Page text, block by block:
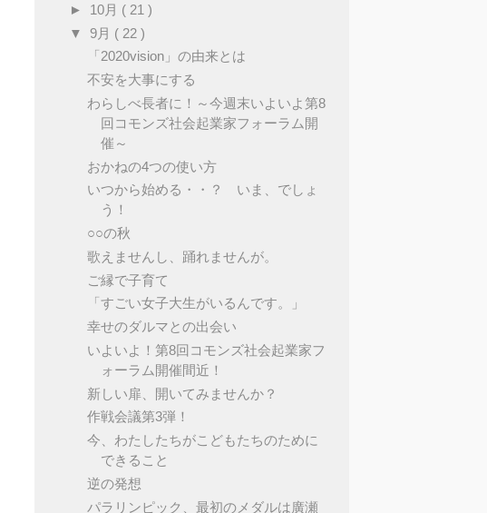
► 10月 ( 21 )
▼ 9月 ( 22 )
「2020vision」の由来とは
不安を大事にする
わらしべ長者に！～今週末いよいよ第8
回コモンズ社会起業家フォーラム開
催～
おかねの4つの使い方
いつから始める・・？ いま、でしょ
う！
○○の秋
歌えませんし、踊れませんが。
ご縁で子育て
「すごい女子大生がいるんです。」
幸せのダルマとの出会い
いよいよ！第8回コモンズ社会起業家フ
ォーラム開催間近！
新しい扉、開いてみませんか？
作戦会議第3弾！
今、わたしたちがこどもたちのために
できること
逆の発想
パラリンピック、最初のメダルは廣瀬